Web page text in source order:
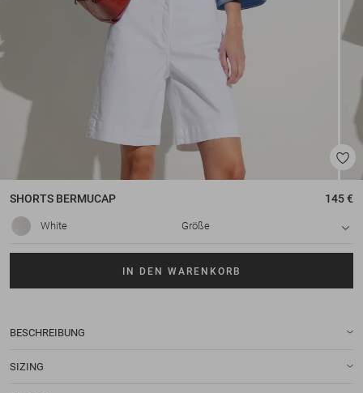
SHORTS BERMUCAP 145 €
White Größe
IN DEN WARENKORB
BESCHREIBUNG
SIZING